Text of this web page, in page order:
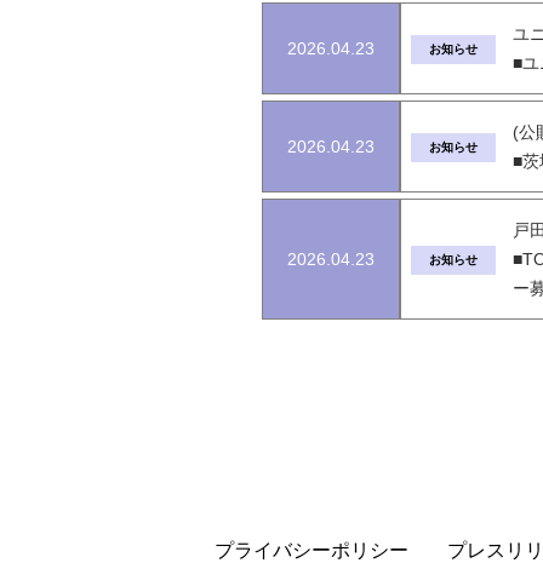
2026.04.23 お知らせ
ユ
■ユ
2026.04.23 お知らせ
(公
■茨
2026.04.23 お知らせ
戸
ー
プライバシーポリシー プレスリ